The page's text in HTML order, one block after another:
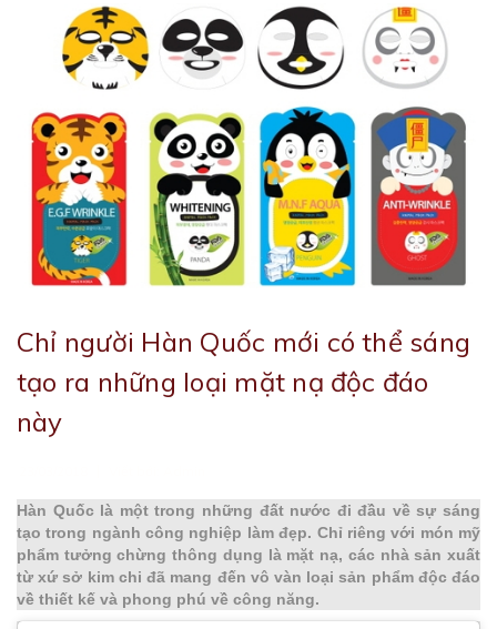
Chỉ người Hàn Quốc mới có thể sáng
tạo ra những loại mặt nạ độc đáo
này
Hàn Quốc là một trong những đất nước đi đầu về sự sáng
tạo trong ngành công nghiệp làm đẹp. Chỉ riêng với món mỹ
phẩm tưởng chừng thông dụng là mặt nạ, các nhà sản xuất
từ xứ sở kim chi đã mang đến vô vàn loại sản phẩm độc đáo
về thiết kế và phong phú về công năng.